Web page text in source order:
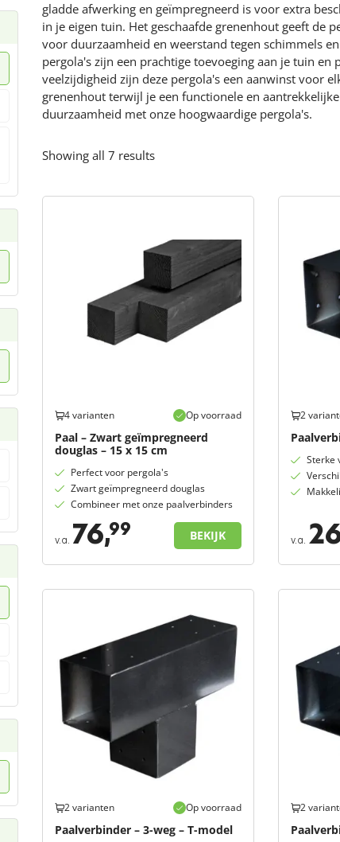
gladde afwerking en geïmpregneerd is voor extra
in je eigen tuin. Het geschaafde grenenhout geeft de
voor duurzaamheid en weerstand tegen schimmels
pergola's zijn een prachtige toevoeging aan je tuin
veelzijdigheid zijn deze pergola's een aanwinst voor
grenenhout terwijl je een functionele en
duurzaamheid met onze hoogwaardige pergola's.
Showing all 7 results
4 varianten Op voorraad
Paal – Zwart geïmpregneerd
douglas – 15 x 15 cm
Perfect voor pergola's
Zwart geïmpregneerd douglas
Combineer met onze paalverbinders
v.a. 76,99 BEKIJK
2
Sterke
v.a.
2 varianten Op voorraad
Paalverbinder – 3-weg – T-model
2